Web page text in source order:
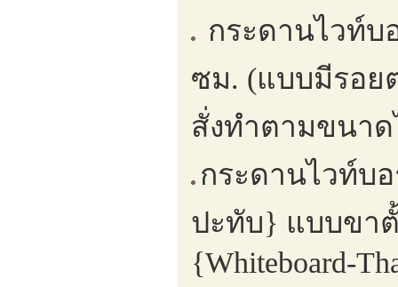
กระดานไวท์บ
ซม. (แบบมีรอย
สั่งทำตามขนาด
กระดานไวท์บ
ปะทับ} แบบขา
{Whiteboard-